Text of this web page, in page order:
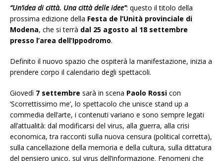
“Un’idea di città. Una città delle idee”: questo il titolo della
prossima edizione della Festa de l’Unità provinciale di
Modena, che si terrà dal 25 agosto al 18 settembre
presso l’area dell’Ippodromo.
Definito il nuovo spazio che ospiterà la manifestazione, inizia a
prendere corpo il calendario degli spettacoli.
Giovedì 7 settembre sarà in scena Paolo Rossi con
‘Scorrettissimo me’, lo spettacolo che unisce stand up a
commedia dell’arte, i contenuti variano e sono sempre legati
all’attualità: dal modificarsi del virus, alla guerra, alla crisi
economica, tra racconti sulla nuova censura (political corretta),
sulla cancellazione della memoria e della cultura, sulla dittatura
del pensiero unico, sul virus dell’informazione. Fenomeni che